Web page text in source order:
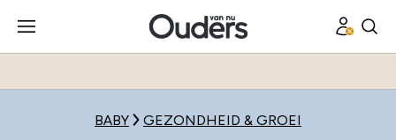
BABY GEZONDHEID & GROEI